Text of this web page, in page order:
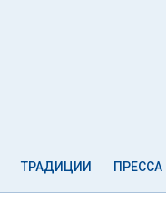
ТРАДИЦИИ ПРЕССА